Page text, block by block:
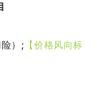
险）; 【价格风向标